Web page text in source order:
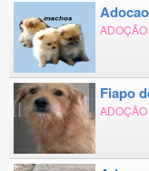
ADOÇÃO
fiapo
ADOÇÃO